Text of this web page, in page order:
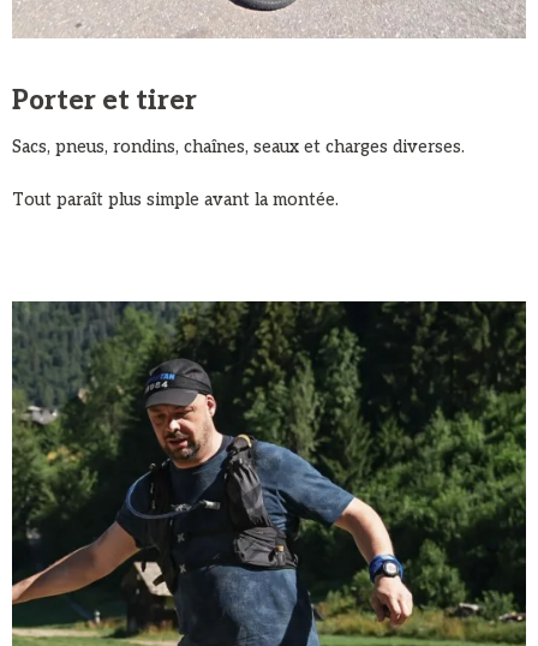
Porter et tirer
Sacs, pneus, rondins, chaînes, seaux et charges diverses.
Tout paraît plus simple avant la montée.